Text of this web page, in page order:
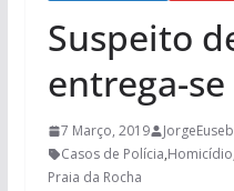
Suspeito
entrega-se
7 Março, 2019
Casos de Polícia,Homicídio
Praia da Rocha